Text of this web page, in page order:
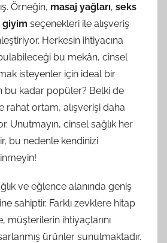
Örneğin, masaj yağları, seks
giyim seçenekleri ile alışveriş
Herkesin ihtiyacına
bu mekân, cinsel
isteyenler için ideal bir
bu kadar popüler? Belki de
rahat ortam, alışverişi daha
Unutmayın, cinsel sağlık her
bu nedenle kendinizi
ve eğlence alanında geniş
sahiptir. Farklı zevklere hitap
müşterilerin ihtiyaçlarını
ürünler sunulmaktadır.